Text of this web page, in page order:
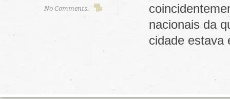
No Comments.
nacionais da
cidade